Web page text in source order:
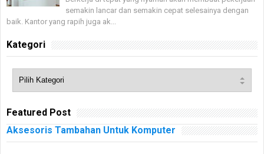
semakin lancar dan semakin cepat selesainya dengan
baik. Kantor yang rapih juga ak...
Kategori
Featured Post
Aksesoris Tambahan Untuk Komputer